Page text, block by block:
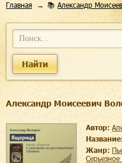
Главная 📚 Александр
Найти
Александр Моисеевич
Автор:
Жанр: